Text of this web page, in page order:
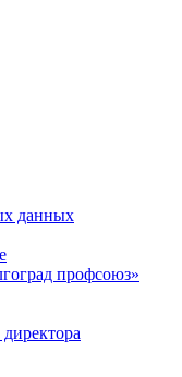
данных
профсоюз»